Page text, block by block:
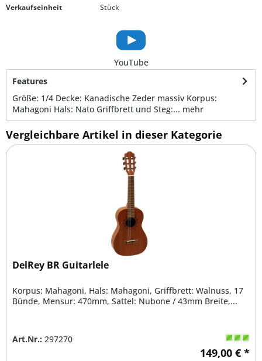
Verkaufseinheit Stück
YouTube
Features
Größe: 1/4 Decke: Kanadische Zeder massiv Korpus:
Mahagoni Hals: Nato Griffbrett und Steg:... mehr
Vergleichbare Artikel in dieser Kategorie
DelRey BR Guitarlele
Korpus: Mahagoni, Hals: Mahagoni, Griffbrett: Walnuss, 17
Bünde, Mensur: 470mm, Sattel: Nubone / 43mm Breite,...
Art.Nr.: 297270
149,00 € *